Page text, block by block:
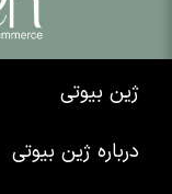
ژین بیوتی
خرید شوینده صورت
درباره ژین بیوتی